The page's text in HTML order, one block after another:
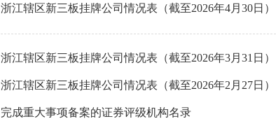
浙江辖区新三板挂牌公司情况表（截至2026年4月30日）
浙江辖区新三板挂牌公司情况表（截至2026年3月31日）
浙江辖区新三板挂牌公司情况表（截至2026年2月27日）
完成重大事项备案的证券评级机构名录